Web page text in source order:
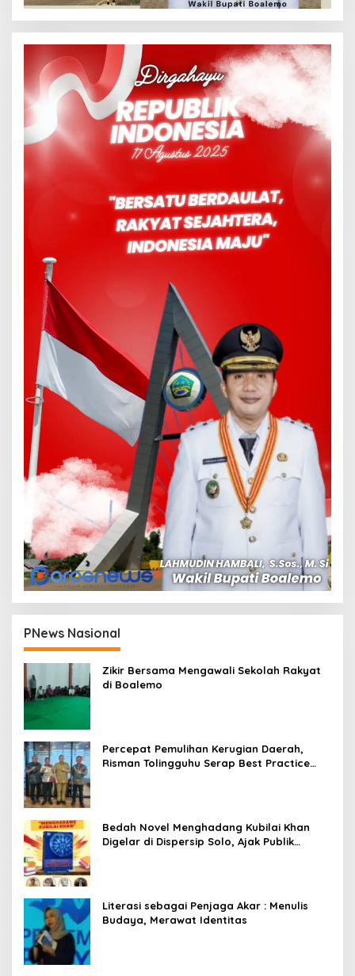
PNews Nasional
Zikir Bersama Mengawali Sekolah Rakyat
di Boalemo
Percepat Pemulihan Kerugian Daerah,
Risman Tolingguhu Serap Best Practice
Bedah Novel Menghadang Kubilai Khan
Digelar di Dispersip Solo, Ajak Publik
Literasi sebagai Penjaga Akar : Menulis
Budaya, Merawat Identitas